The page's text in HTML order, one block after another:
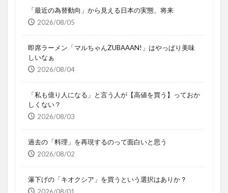
「最近の為替動向」から見える日本の実態、将来
2026/08/05
即席ラーメン「マルちゃんZUBAAAN!」はやっぱり美味
しいなぁ
2026/08/04
「私も億り人になる」と言う人が【高値を買う】っておか
しくない？
2026/08/03
過去の「料理」を再現するのって面白いと思う
2026/08/02
瀑下げの「キオクシア」を買うという選択はありか？